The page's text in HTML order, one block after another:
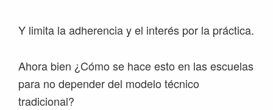
Y limita la adherencia y el interés por la práctica.
Ahora bien ¿Cómo se hace esto en las escuelas
para no depender del modelo técnico
tradicional?